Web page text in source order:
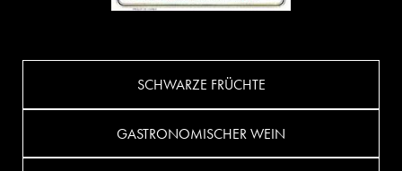
SCHWARZE FRÜCHTE
GASTRONOMISCHER WEIN